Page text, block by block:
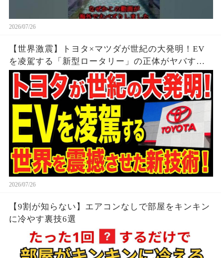
2026/07/26
【世界激震】トヨタ×マツダが世紀の大発明！EV
を凌駕する「新型ロータリー」の正体がヤバすぎ
る…
2026/07/26
【9割が知らない】エアコンなしで部屋をキンキン
に冷やす裏技6選